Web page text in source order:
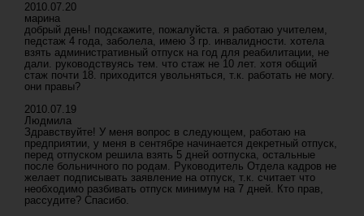
2010.07.20
марина
добрый день! подскажите, пожалуйста. я работаю учителем,
педстаж 4 года, заболела, имею 3 гр. инвалидности. хотела
взять административный отпуск на год для реабилитации, не
дали. руководствуясь тем. что стаж не 10 лет. хотя общий
стаж почти 18. приходится увольняться, т.к. работать не могу.
они правы?
2010.07.19
Людмила
Здравствуйте! У меня вопрос в следующем, работаю на
предприятии, у меня в сентябре начинается декретный отпуск,
перед отпуском решила взять 5 дней оотпуска, остальные
после больничного по родам. Руководитель Отдела кадров не
желает подписывать заявление на отпуск, т.к. считает что
необходимо разбивать отпуск минимум на 7 дней. Кто прав,
рассудите? Спасибо.